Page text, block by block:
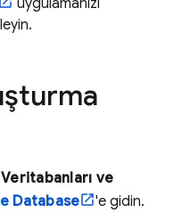
uygulamanızı
Veritabanları ve
Database
'e gidin.